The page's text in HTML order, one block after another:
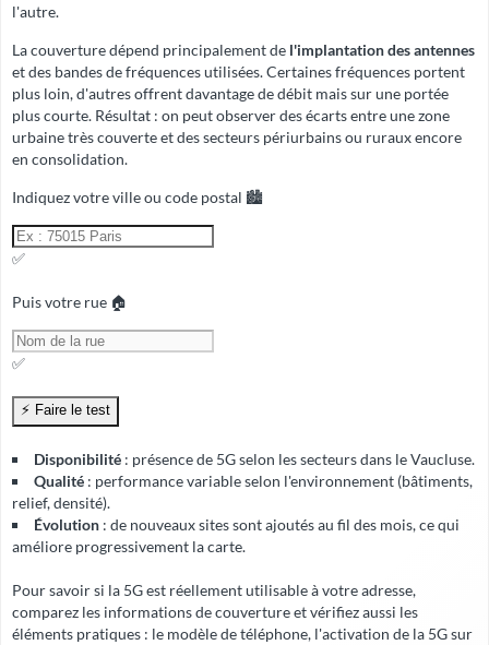
l'autre.
La couverture dépend principalement de l'implantation des antennes
et des bandes de fréquencesutilisées. Certaines fréquences portent
plus loin, d'autres offrent davantage de débit mais sur une portée
plus courte. Résultat : on peut observer des écarts entre une zone
urbaine très couverte et des secteurs périurbains ou ruraux encore
en consolidation.
Indiquez votre ville ou code postal 🏙️
✅
Puis votre rue 🏠
✅
Disponibilité : présence de 5G selon les secteurs dans le Vaucluse.
Qualité : performance variable selon l'environnement (bâtiments,
relief, densité).
Évolution : de nouveaux sites sont ajoutés au fil des mois, ce qui
améliore progressivement la carte.
Pour savoir si la 5G est réellement utilisable à votre adresse,
comparez les informations de couverture et vérifiez aussi les
éléments pratiques : le modèle de téléphone, l'activation de la 5G sur